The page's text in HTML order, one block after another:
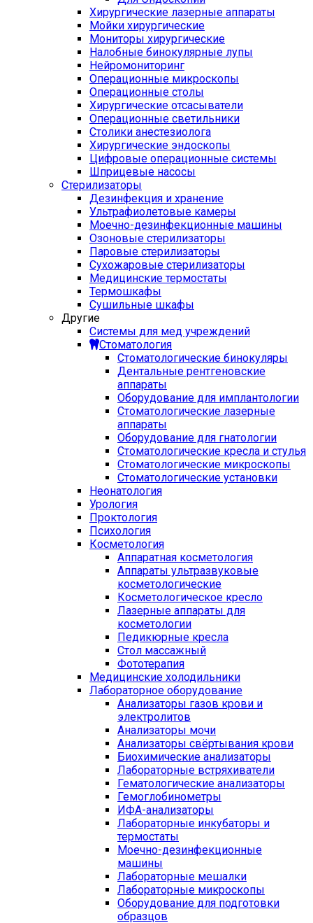
Хирургические лазерные аппараты
Мойки хирургические
Мониторы хирургические
Налобные бинокулярные лупы
Нейромониторинг
Операционные микроскопы
Операционные столы
Хирургические отсасыватели
Операционные светильники
Столики анестезиолога
Хирургические эндоскопы
Цифровые операционные системы
Шприцевые насосы
Стерилизаторы
Дезинфекция и хранение
Ультрафиолетовые камеры
Моечно-дезинфекционные машины
Озоновые стерилизаторы
Паровые стерилизаторы
Сухожаровые стерилизаторы
Медицинские термостаты
Термошкафы
Сушильные шкафы
Другие
Системы для мед учреждений
Стоматология
Стоматологические бинокуляры
Дентальные рентгеновские
аппараты
Оборудование для имплантологии
Стоматологические лазерные
аппараты
Оборудование для гнатологии
Стоматологические кресла и стулья
Стоматологические микроскопы
Стоматологические установки
Неонатология
Урология
Проктология
Психология
Косметология
Аппаратная косметология
Аппараты ультразвуковые
косметологические
Косметологическое кресло
Лазерные аппараты для
косметологии
Педикюрные кресла
Стол массажный
Фототерапия
Медицинские холодильники
Лабораторное оборудование
Анализаторы газов крови и
электролитов
Анализаторы мочи
Анализаторы свёртывания крови
Биохимические анализаторы
Лабораторные встряхиватели
Гематологические анализаторы
Гемоглобинометры
ИФА-анализаторы
Лабораторные инкубаторы и
термостаты
Моечно-дезинфекционные
машины
Лабораторные мешалки
Лабораторные микроскопы
Оборудование для подготовки
образцов